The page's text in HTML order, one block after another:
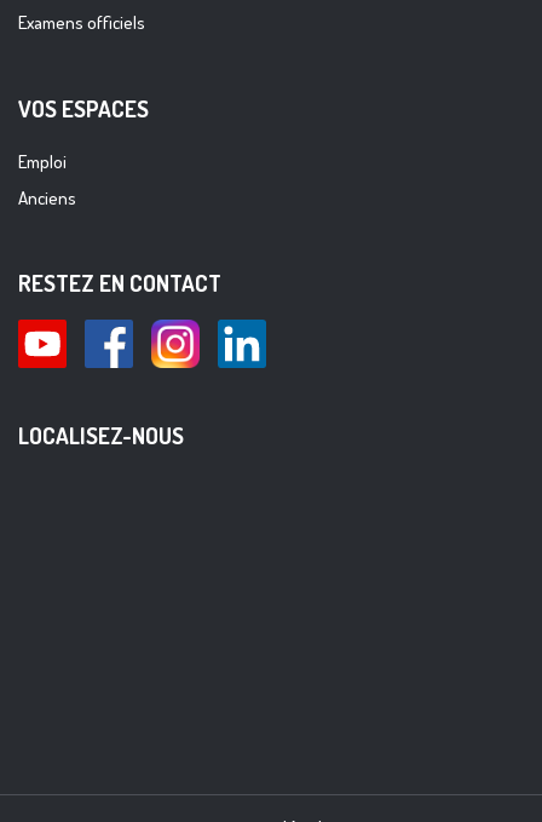
Examens officiels
VOS ESPACES
Emploi
Anciens
RESTEZ EN CONTACT
LOCALISEZ-NOUS